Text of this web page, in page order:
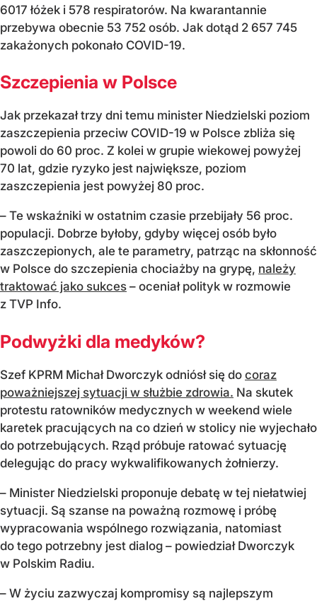
6017 łóżek i 578 respiratorów. Na kwarantannie
przebywa obecnie 53 752 osób. Jak dotąd 2 657 745
zakażonych pokonało COVID-19.
Szczepienia w Polsce
Jak przekazał trzy dni temu minister Niedzielski poziom
zaszczepienia przeciw COVID-19 w Polsce zbliża się
powoli do 60 proc. Z kolei w grupie wiekowej powyżej
70 lat, gdzie ryzyko jest największe, poziom
zaszczepienia jest powyżej 80 proc.
– Te wskaźniki w ostatnim czasie przebijały 56 proc.
populacji. Dobrze byłoby, gdyby więcej osób było
zaszczepionych, ale te parametry, patrząc na skłonność
w Polsce do szczepienia chociażby na grypę, należy
traktować jako sukces – oceniał polityk w rozmowie
z TVP Info.
Podwyżki dla medyków?
Szef KPRM Michał Dworczyk odniósł się do coraz
poważniejszej sytuacji w służbie zdrowia. Na skutek
protestu ratowników medycznych w weekend wiele
karetek pracujących na co dzień w stolicy nie wyjechało
do potrzebujących. Rząd próbuje ratować sytuację
delegując do pracy wykwalifikowanych żołnierzy.
– Minister Niedzielski proponuje debatę w tej niełatwiej
sytuacji. Są szanse na poważną rozmowę i próbę
wypracowania wspólnego rozwiązania, natomiast
do tego potrzebny jest dialog – powiedział Dworczyk
w Polskim Radiu.
– W życiu zazwyczaj kompromisy są najlepszym